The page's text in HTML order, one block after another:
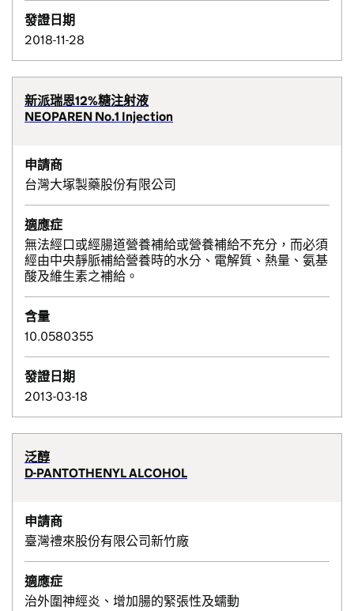
發證日期
2018-11-28
新派瑞恩12%糖注射液
NEOPAREN No.1 Injection
申請商
台灣大塚製藥股份有限公司
適應症
無法經口或經腸道營養補給或營養補給不充分，而必須
經由中央靜脈補給營養時的水分、電解質、熱量、氨基
酸及維生素之補給。
含量
10.0580355
發證日期
2013-03-18
泛醇
D-PANTOTHENYL ALCOHOL
申請商
臺灣禮來股份有限公司新竹廠
適應症
治外圍神經炎、增加腸的緊張性及蠕動